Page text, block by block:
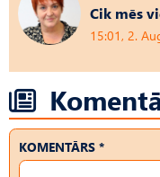
Cik mēs
15:01, 2.
KOMENTĀRS *